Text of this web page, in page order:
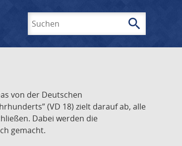
search
von der Deutschen
(VD 18) zielt darauf ab, alle
Dabei werden die
gemacht.